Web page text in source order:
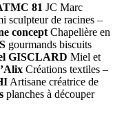
81 JC Marc
sculpteur de racines –
concept Chapelière en
gourmands biscuits
GISCLARD Miel et
Créations textiles –
Artisane créatrice de
planches à découper